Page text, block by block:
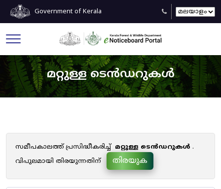
Government of Kerala
മറ്റുള്ള ടെൻഡറുകൾ
സമീപകാലത്ത് പ്രസിദ്ധീകരിച്ച് മറ്റുള്ള ടെൻഡറുകൾ .
വിപുലമായി തിരയുന്നതിന്
തിരയുക